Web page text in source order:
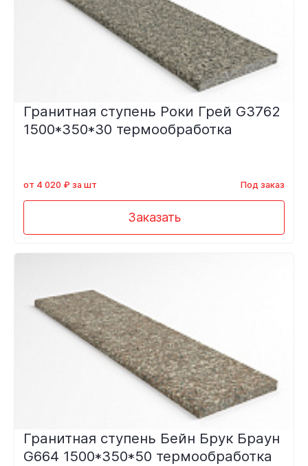
Гранитная ступень Роки Грей G3762
1500*350*30 термообработка
от 4 020 ₽ за шт Под заказ
Заказать
Гранитная ступень Бейн Брук Браун
G664 1500*350*50 термообработка